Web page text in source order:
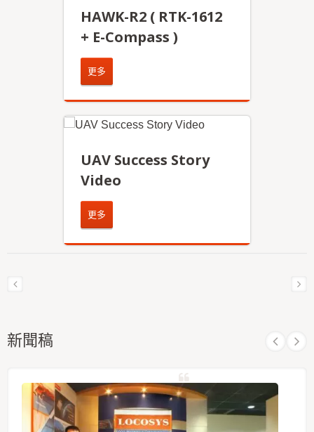
HAWK-R2 ( RTK-1612
+ E-Compass )
更多
UAV Success Story
Video
更多
新聞稿